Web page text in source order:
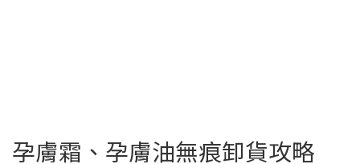
孕膚霜、孕膚油無痕卸貨攻略